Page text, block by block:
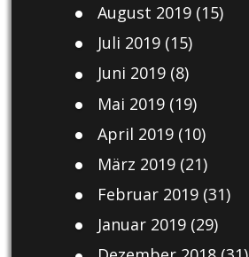
August 2019(15)
Juli 2019(15)
Juni 2019(8)
Mai 2019(19)
April 2019(10)
März 2019(21)
Februar 2019(31)
Januar 2019(29)